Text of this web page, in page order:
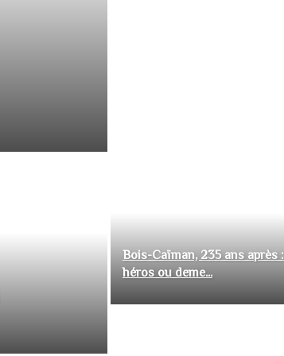
Bois-Caïman, 235 ans après
héros ou deme...